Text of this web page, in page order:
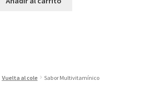
Vuelta al cole
Sabor Multivitamínico